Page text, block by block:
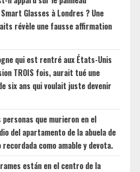
Glasses à Londres ? Une
révèle une fausse affirmation
qui est rentré aux États-Unis
TROIS fois, aurait tué une
six ans qui voulait juste devenir
que murieron en el
del apartamento de la abuela de
recordada como amable y devota.
están en el centro de la